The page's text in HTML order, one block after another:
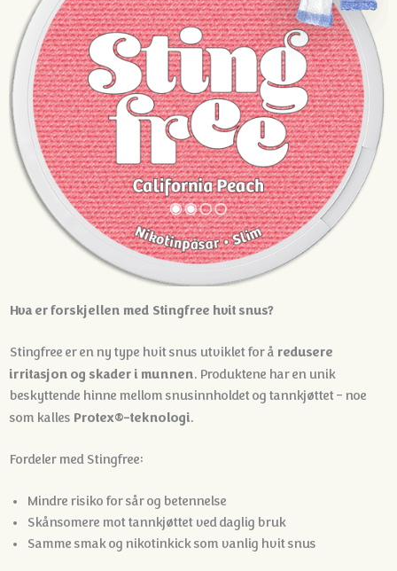
Hva er forskjellen med Stingfree hvit snus?
Stingfree er en ny type hvit snus utviklet for å redusere
irritasjon og skader i munnen. Produktene har en unik
beskyttende hinne mellom snusinnholdet og tannkjøttet - noe
som kalles Protex®-teknologi.
Fordeler med Stingfree:
Mindre risiko for sår og betennelse
Skånsomere mot tannkjøttet ved daglig bruk
Samme smak og nikotinkick som vanlig hvit snus